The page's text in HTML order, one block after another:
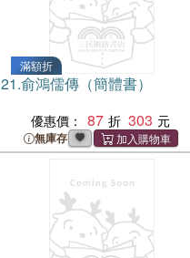
滿額折
21.俞鴻儒傳（簡體書）
優惠價： 87 303
無庫存